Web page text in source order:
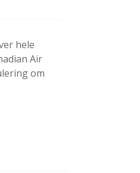
hele
Air
om